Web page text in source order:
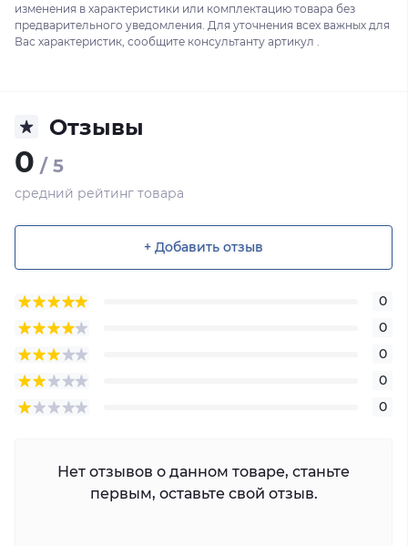
изменения в характеристики или комплектацию товара без
предварительного уведомления. Для уточнения всех важных для
Вас характеристик, сообщите консультанту артикул .
Отзывы
0 / 5
средний рейтинг товара
+ Добавить отзыв
0
0
0
0
0
Нет отзывов о данном товаре, станьте
первым, оставьте свой отзыв.